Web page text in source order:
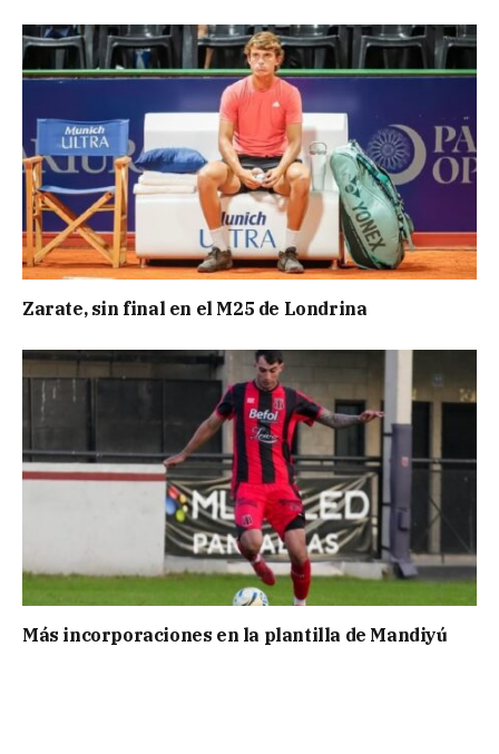
Zarate, sin final en el M25 de Londrina
Más incorporaciones en la plantilla de Mandiyú